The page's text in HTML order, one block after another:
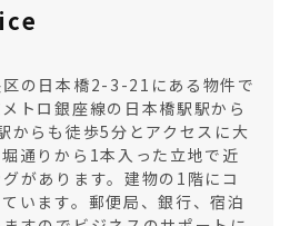
区の日本橋2-3-21にある物件で
トロ銀座線の日本橋駅駅から
からも徒歩5分とアクセスに大
通りから1本入った立地で近
があります。建物の1階にコ
います。郵便局、銀行、宿泊